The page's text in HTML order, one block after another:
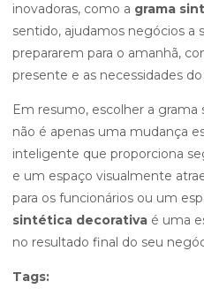
inovadoras, como a grama
sentido, ajudamos negócios a
prepararem para o amanhã,
presente e as necessidades
Em resumo, escolher a grama
não é apenas uma mudança
inteligente que proporciona
e um espaço visualmente
para os funcionários ou um
sintética decorativa é uma
no resultado final do seu
Tags: